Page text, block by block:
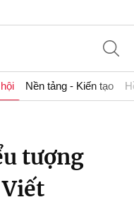
Nền tảng - Kiến tạo
tượng